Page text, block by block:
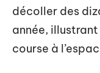
décoller des
année,
course à